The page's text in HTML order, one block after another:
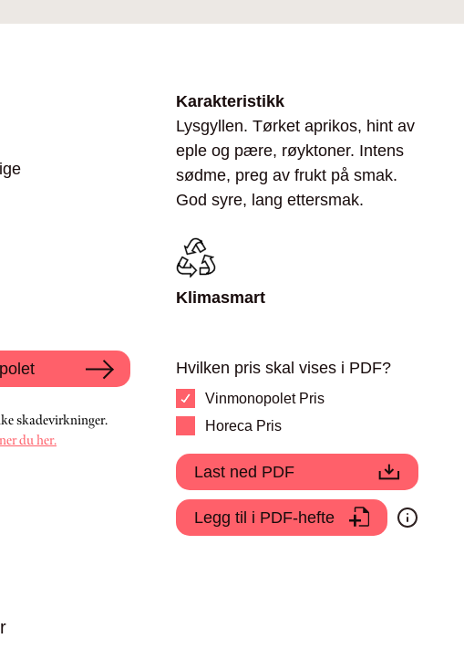
skadevirkninger.
du her.
Karakteristikk
Lysgyllen. Tørket aprikos, hint av
eple og pære, røyktoner. Intens
sødme, preg av frukt på smak.
God syre, lang ettersmak.
Klimasmart
Hvilken pris skal vises i PDF?
Vinmonopolet Pris
Horeca Pris
Last ned PDF
Legg til i PDF-hefte